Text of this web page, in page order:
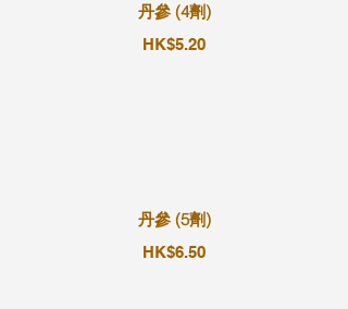
丹參 (4劑)
HK$5.20
丹參 (5劑)
HK$6.50